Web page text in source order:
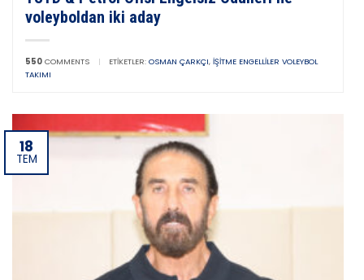
voleyboldan iki aday
550 COMMENTS | ETIKETLER: OSMAN ÇARKÇI, İŞITME ENGELLILER VOLEYBOL
TAKIMI
18
TEM